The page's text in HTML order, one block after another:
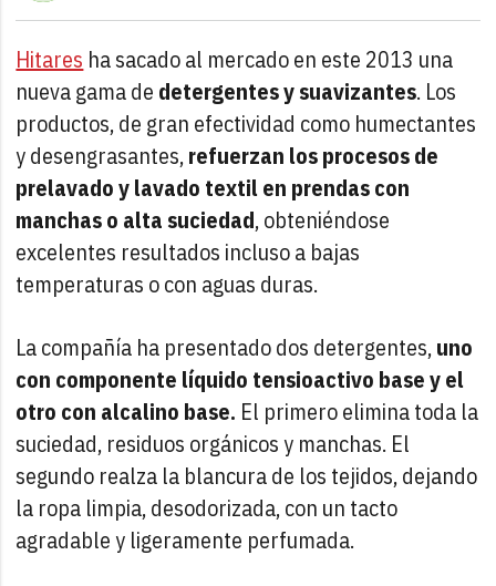
Hitares ha sacado al mercado en este 2013 una
nueva gama de detergentes y suavizantes. Los
productos, de gran efectividad como humectantes
y desengrasantes,refuerzan los procesos de
prelavado y lavado textil en prendas con
manchas o alta suciedad, obteniéndose
excelentes resultados incluso a bajas
temperaturas o con aguas duras.
La compañía ha presentado dos detergentes,uno
con componente líquido tensioactivo base y el
otro con alcalino base. El primero elimina toda la
suciedad, residuos orgánicos y manchas. El
segundo realza la blancura de los tejidos, dejando
la ropa limpia, desodorizada, con un tacto
agradable y ligeramente perfumada.